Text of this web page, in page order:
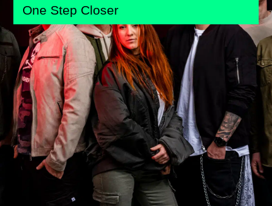
One Step Closer